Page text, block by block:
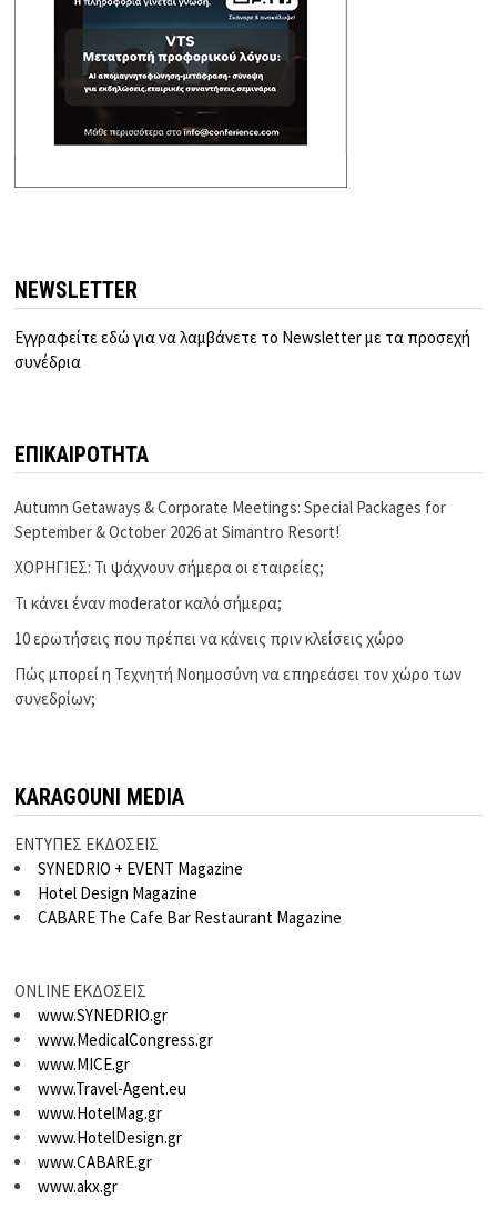
NEWSLETTER
Εγγραφείτε εδώ για να λαμβάνετε το Newsletter με τα προσεχή
συνέδρια
ΕΠΙΚΑΙΡΟΤΗΤΑ
Autumn Getaways & Corporate Meetings: Special Packages for
September & October 2026 at Simantro Resort!
ΧΟΡΗΓΙΕΣ: Τι ψάχνουν σήμερα οι εταιρείες;
Τι κάνει έναν moderator καλό σήμερα;
10 ερωτήσεις που πρέπει να κάνεις πριν κλείσεις χώρο
Πώς μπορεί η Τεχνητή Νοημοσύνη να επηρεάσει τον χώρο των
συνεδρίων;
KARAGOUNI MEDIA
ΕΝΤΥΠΕΣ ΕΚΔΟΣΕΙΣ
SYNEDRIO + EVENT Magazine
Hotel Design Magazine
CABARE The Cafe Bar Restaurant Magazine
ONLINE ΕΚΔΟΣΕΙΣ
www.SYNEDRIO.gr
www.MedicalCongress.gr
www.MICE.gr
www.Travel-Agent.eu
www.HotelMag.gr
www.HotelDesign.gr
www.CABARE.gr
www.akx.gr